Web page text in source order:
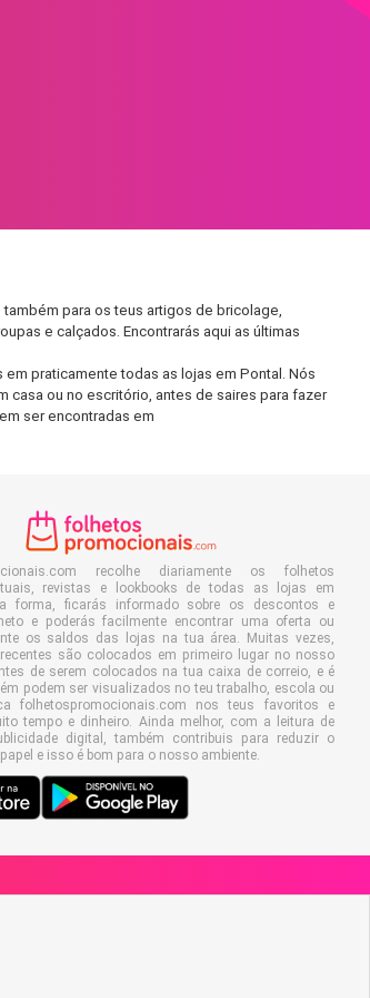
para os teus artigos de bricolage,
e calçados. Encontrarás aqui as últimas
praticamente todas as lojas em Pontal. Nós
casa ou no escritório, antes de saires para fazer
ser encontradas em
recolhe diariamente os folhetos
revistas e lookbooks de todas as lojas em
forma, ficarás informado sobre os descontos e
e poderás facilmente encontrar uma oferta ou
os saldos das lojas na tua área. Muitas vezes,
são colocados em primeiro lugar no nosso
de serem colocados na tua caixa de correio, e é
podem ser visualizados no teu trabalho, escola ou
folhetospromocionais.com nos teus favoritos e
tempo e dinheiro. Ainda melhor, com a leitura de
digital, também contribuis para reduzir o
e isso é bom para o nosso ambiente.